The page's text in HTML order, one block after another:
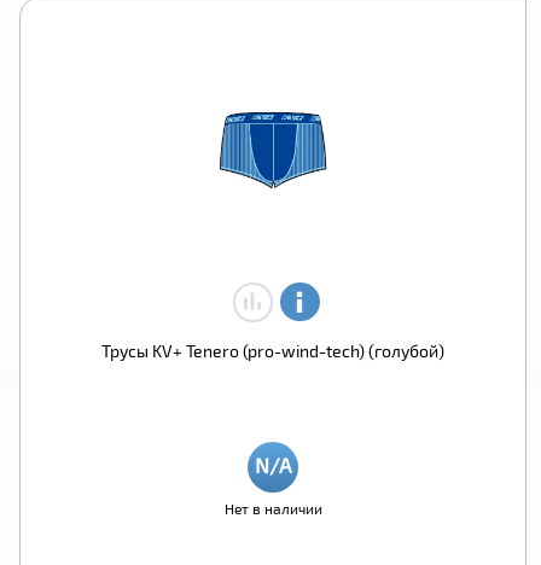
Трусы KV+ Tenero (pro-wind-tech) (голубой)
Нет в наличии